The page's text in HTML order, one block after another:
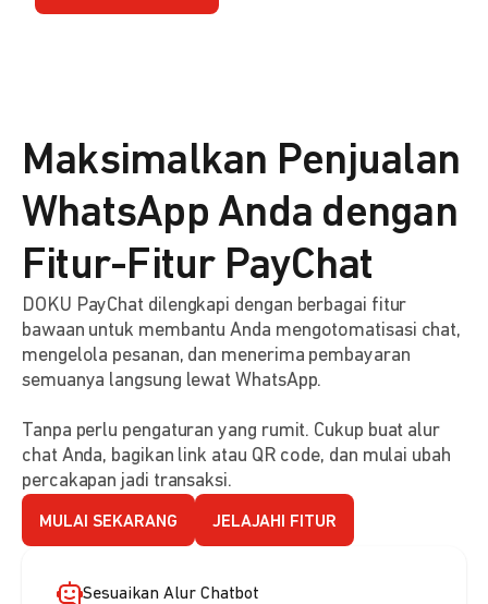
Maksimalkan Penjualan
WhatsApp Anda dengan
Fitur-Fitur PayChat
DOKU PayChat dilengkapi dengan berbagai fitur
bawaan untuk membantu Anda mengotomatisasi chat,
mengelola pesanan, dan menerima pembayaran
semuanya langsung lewat WhatsApp.
Tanpa perlu pengaturan yang rumit. Cukup buat alur
chat Anda, bagikan link atau QR code, dan mulai ubah
percakapan jadi transaksi.
MULAI SEKARANG JELAJAHI FITUR
Sesuaikan Alur Chatbot